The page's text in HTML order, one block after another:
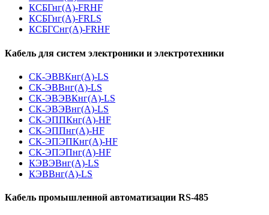
КСБГнг(А)-FRHF
КСБГнг(А)-FRLS
КСБГСнг(А)-FRHF
Кабель для систем электроники и электротехники
СК-ЭВВКнг(А)-LS
СК-ЭВВнг(А)-LS
СК-ЭВЭВКнг(А)-LS
СК-ЭВЭВнг(А)-LS
СК-ЭППКнг(А)-HF
СК-ЭППнг(А)-HF
СК-ЭПЭПКнг(А)-HF
СК-ЭПЭПнг(А)-HF
КЭВЭВнг(А)-LS
КЭВВнг(А)-LS
Кабель промышленной автоматизации RS-485